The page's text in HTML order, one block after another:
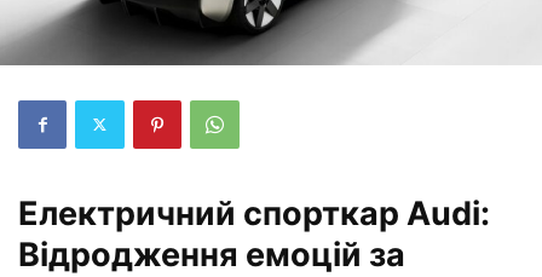
Електричний спорткар Audi:
Відродження емоцій за